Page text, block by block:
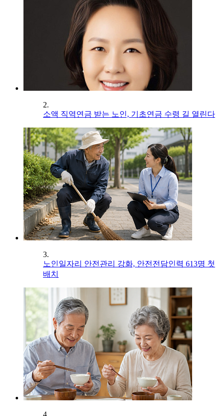
2.
소액 직역연금 받는 노인, 기초연금 수령 길 열린다
3.
노인일자리 안전관리 강화, 안전전담인력 613명 첫
배치